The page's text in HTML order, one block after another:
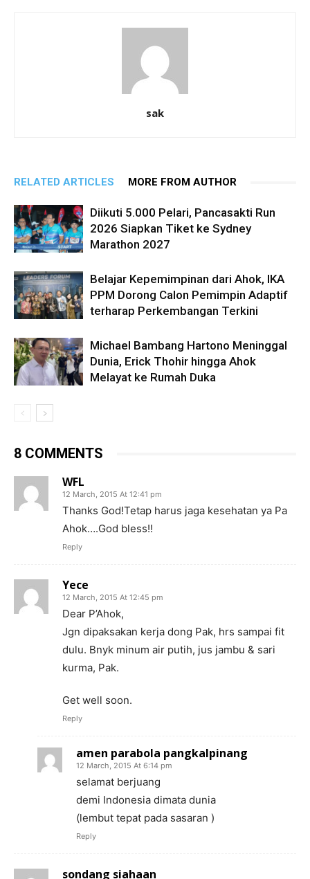
sak
RELATED ARTICLES MORE FROM AUTHOR
Diikuti 5.000 Pelari, Pancasakti Run
2026 Siapkan Tiket ke Sydney
Marathon 2027
Belajar Kepemimpinan dari Ahok, IKA
PPM Dorong Calon Pemimpin Adaptif
terharap Perkembangan Terkini
Michael Bambang Hartono Meninggal
Dunia, Erick Thohir hingga Ahok
Melayat ke Rumah Duka
8 COMMENTS
WFL
12 March, 2015 At 12:41 pm
Thanks God!Tetap harus jaga kesehatan ya Pa
Ahok….God bless!!
Reply
Yece
12 March, 2015 At 12:45 pm
Dear P’Ahok,
Jgn dipaksakan kerja dong Pak, hrs sampai fit
dulu. Bnyk minum air putih, jus jambu & sari
kurma, Pak.
Get well soon.
Reply
amen parabola pangkalpinang
12 March, 2015 At 6:14 pm
selamat berjuang
demi Indonesia dimata dunia
(lembut tepat pada sasaran )
Reply
sondang siahaan